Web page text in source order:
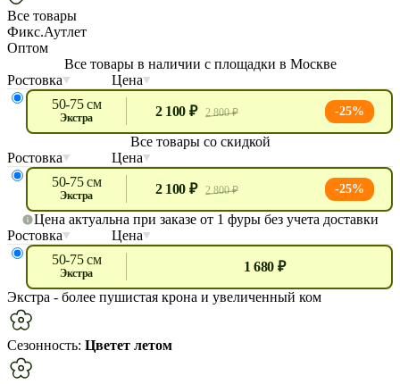
Все товары
Фикс.Аутлет
Оптом
Все товары в наличии с площадки в Москве
Ростовка
Цена
50-75 см
экстра 2 100 ₽ 2 800 ₽ -25%
Все товары со скидкой
Ростовка
Цена
50-75 см
экстра 2 100 ₽ 2 800 ₽ -25%
Цена актуальна при заказе от 1 фуры без учета доставки
Ростовка
Цена
50-75 см
экстра
1 680 ₽
Экстра - более пушистая крона и увеличенный ком
Сезонность: Цветет летом